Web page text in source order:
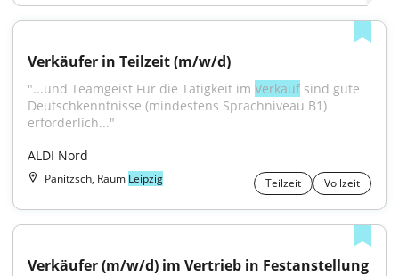
Verkäufer in Teilzeit (m/w/d)
"...und Teamgeist Für die Tätigkeit im Verkauf sind gute
Deutschkenntnisse (mindestens Sprachniveau B1)
erforderlich..."
ALDI Nord
Panitzsch, Raum Leipzig Teilzeit Vollzeit
Verkäufer (m/w/d) im Vertrieb in Festanstellung